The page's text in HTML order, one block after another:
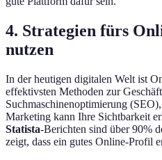
4. Strategien fürs
nutzen
In der heutigen digitalen Welt ist
effektivsten Methoden zur
Suchmaschinenoptimierung
Marketing kann Ihre Sichtbarkeit
Statista-Berichten sind über 90%
zeigt, dass ein gutes Online-Profil